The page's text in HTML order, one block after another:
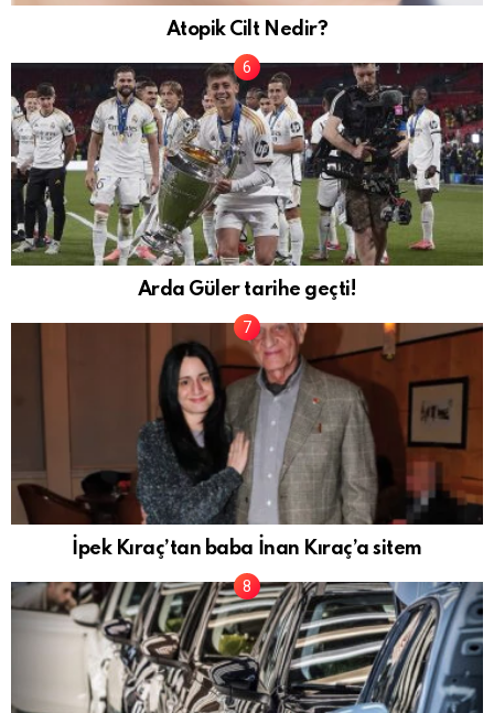
Atopik Cilt Nedir?
Arda Güler tarihe geçti!
İpek Kıraç’tan baba İnan Kıraç’a sitem